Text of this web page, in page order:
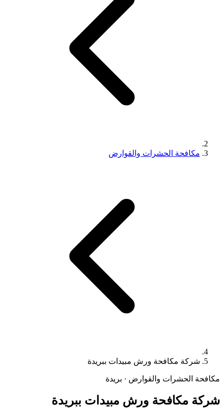
مكافحة الحشرات والقوارض
شركة مكافحة ورش مبيدات ببريدة
مكافحة الحشرات والقوارض · بريدة
شركة مكافحة ورش مبيدات ببريدة